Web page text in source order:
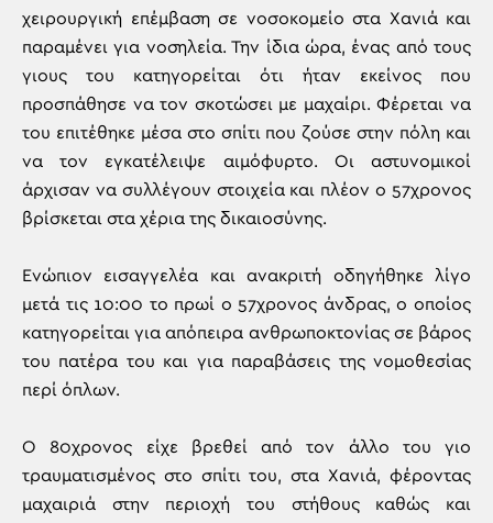
χειρουργική επέμβαση σε νοσοκομείο στα Χανιά και
παραμένει για νοσηλεία. Την ίδια ώρα, ένας από τους
γιους του κατηγορείται ότι ήταν εκείνος που
προσπάθησε να τον σκοτώσει με μαχαίρι. Φέρεται να
του επιτέθηκε μέσα στο σπίτι που ζούσε στην πόλη και
να τον εγκατέλειψε αιμόφυρτο. Οι αστυνομικοί
άρχισαν να συλλέγουν στοιχεία και πλέον ο 57χρονος
βρίσκεται στα χέρια της δικαιοσύνης.
Ενώπιον εισαγγελέα και ανακριτή οδηγήθηκε λίγο
μετά τις 10:00 το πρωί ο 57χρονος άνδρας, ο οποίος
κατηγορείται για απόπειρα ανθρωποκτονίας σε βάρος
του πατέρα του και για παραβάσεις της νομοθεσίας
περί όπλων.
Ο 80χρονος είχε βρεθεί από τον άλλο του γιο
τραυματισμένος στο σπίτι του, στα Χανιά, φέροντας
μαχαιριά στην περιοχή του στήθους καθώς και